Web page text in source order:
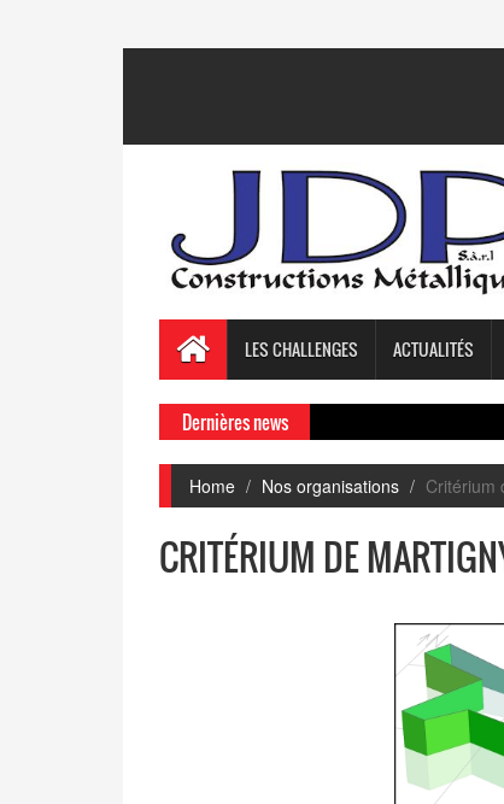
LES CHALLENGES ACTUALITÉS
Dernières news
Home Nos organisations Critérium
CRITÉRIUM DE